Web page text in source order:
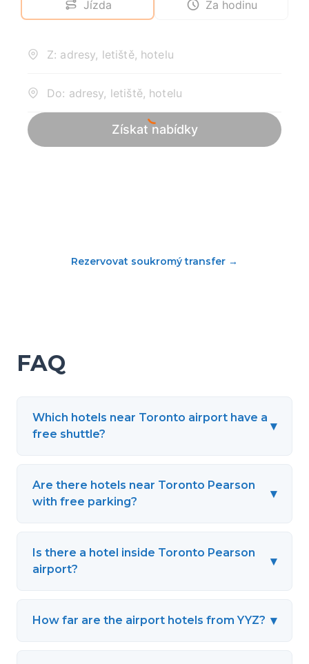
Rezervovat soukromý transfer →
FAQ
Which hotels near Toronto airport have a
free shuttle?
▾
Are there hotels near Toronto Pearson
with free parking?
▾
Is there a hotel inside Toronto Pearson
airport?
▾
How far are the airport hotels from YYZ? ▾